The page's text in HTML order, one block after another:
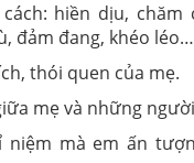
hiền dịu, chăm
đảm đang, khéo léo…
thói quen của mẹ.
mẹ và những
niệm mà em ấn